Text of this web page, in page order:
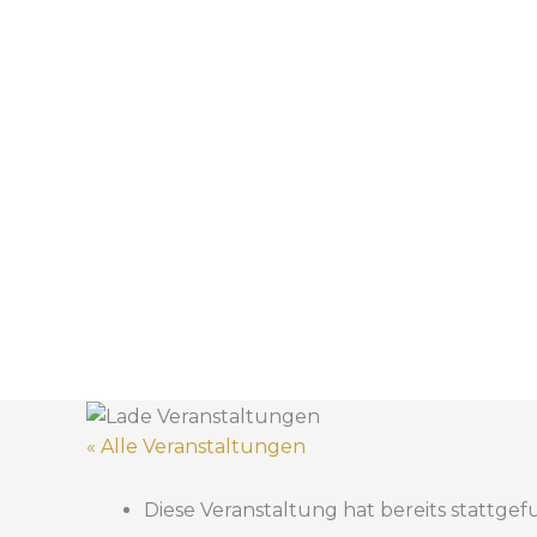
« Alle Veranstaltungen
Diese Veranstaltung hat bereits